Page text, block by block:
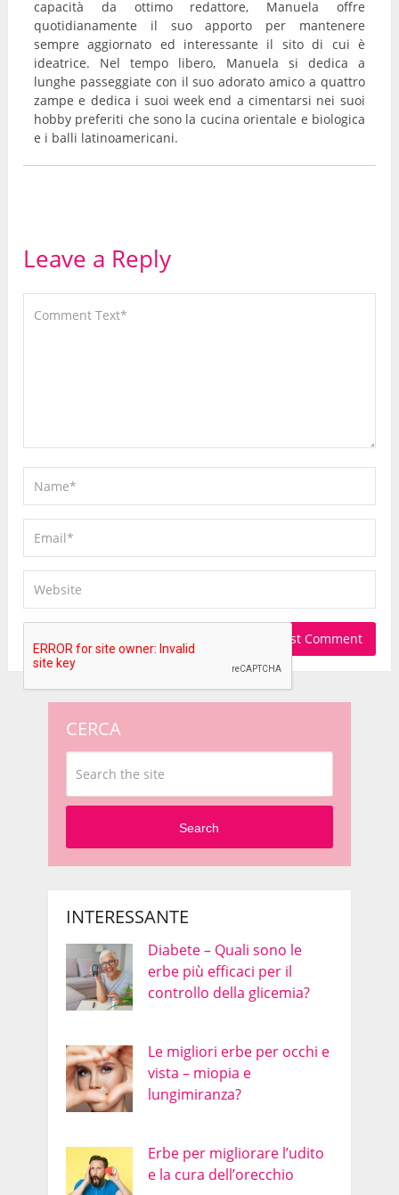
capacità da ottimo redattore, Manuela offre
quotidianamente il suo apporto per mantenere
sempre aggiornato ed interessante il sito di cui è
ideatrice. Nel tempo libero, Manuela si dedica a
lunghe passeggiate con il suo adorato amico a quattro
zampe e dedica i suoi week end a cimentarsi nei suoi
hobby preferiti che sono la cucina orientale e biologica
e i balli latinoamericani.
Leave a Reply
CERCA
Search
INTERESSANTE
Diabete – Quali sono le
erbe più efficaci per il
controllo della glicemia?
Le migliori erbe per occhi e
vista – miopia e
lungimiranza?
Erbe per migliorare l’udito
e la cura dell’orecchio